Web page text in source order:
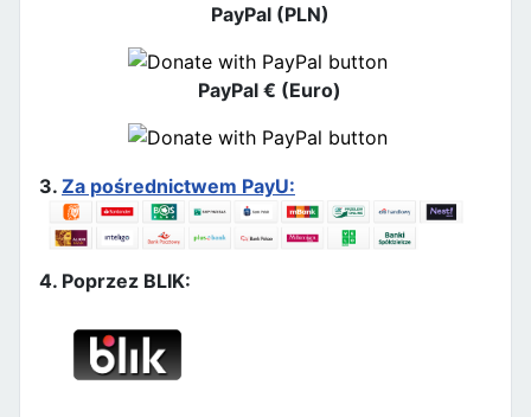
PayPal (PLN)
PayPal € (Euro)
3. Za pośrednictwem PayU:
4. Poprzez BLIK: